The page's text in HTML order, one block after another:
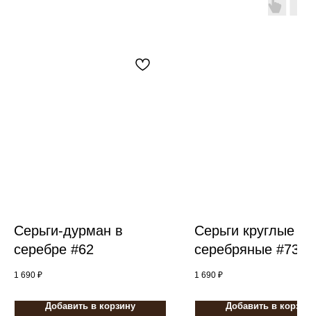
Серьги-дурман в
серебре #62
1 690 ₽
Добавить в корзину
Серьги круглые
серебряные #73
1 690 ₽
Добавить в